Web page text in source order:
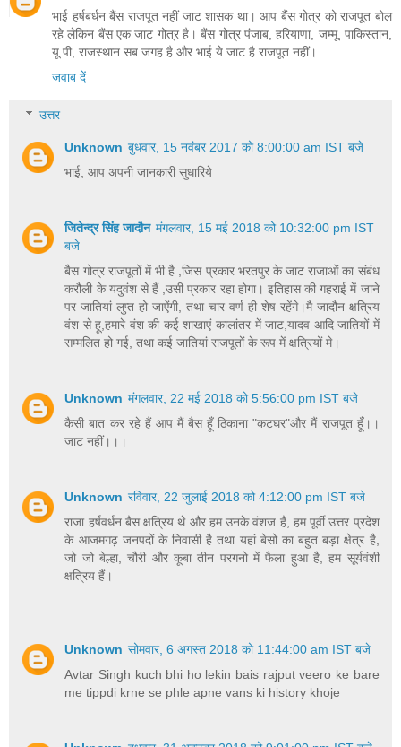
भाई हर्षबर्धन बैंस राजपूत नहीं जाट शासक था। आप बैंस गोत्र को राजपूत बोल
रहे लेकिन बैंस एक जाट गोत्र है। बैंस गोत्र पंजाब, हरियाणा, जम्मू, पाकिस्तान,
यू पी, राजस्थान सब जगह है और भाई ये जाट है राजपूत नहीं।
जवाब दें
उत्तर
Unknown बुधवार, 15 नवंबर 2017 को 8:00:00 am IST बजे
भाई, आप अपनी जानकारी सुधारिये
जितेन्द्र सिंह जादौन मंगलवार, 15 मई 2018 को 10:32:00 pm IST
बजे
बैस गोत्र राजपूतों में भी है ,जिस प्रकार भरतपुर के जाट राजाओं का संबंध
करौली के यदुवंश से हैं ,उसी प्रकार रहा होगा। इतिहास की गहराई में जाने
पर जातियां लुप्त हो जाऐंगी, तथा चार वर्ण ही शेष रहेंगे।मै जादौन क्षत्रिय
वंश से हू,हमारे वंश की कई शाखाएं कालांतर में जाट,यादव आदि जातियों में
सम्मलित हो गई, तथा कई जातियां राजपूतों के रूप में क्षत्रियों मे।
Unknown मंगलवार, 22 मई 2018 को 5:56:00 pm IST बजे
कैसी बात कर रहे हैं आप मैं बैस हूँ ठिकाना "कटघर"और मैं राजपूत हूँ।।
जाट नहीं।।।
Unknown रविवार, 22 जुलाई 2018 को 4:12:00 pm IST बजे
राजा हर्षवर्धन बैस क्षत्रिय थे और हम उनके वंशज है, हम पूर्वी उत्तर प्रदेश
के आजमगढ़ जनपदों के निवासी है तथा यहां बेसो का बहुत बड़ा क्षेत्र है,
जो जो बेल्हा, चौरी और कूबा तीन परगनो में फैला हुआ है, हम सूर्यवंशी
क्षत्रिय हैं।
Unknown सोमवार, 6 अगस्त 2018 को 11:44:00 am IST बजे
Avtar Singh kuch bhi ho lekin bais rajput veero ke bare
me tippdi krne se phle apne vans ki history khoje